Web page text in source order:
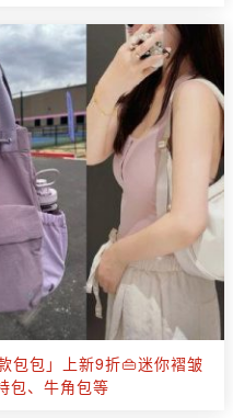
包包」上新9折👜迷你褶皱
包、牛角包等